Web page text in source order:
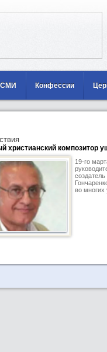
СМИ Конфессии
христианский композитор
19-го
во многих